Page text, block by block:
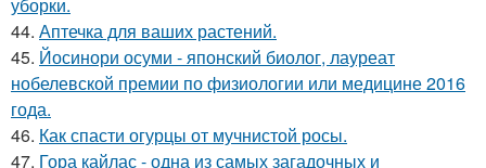
44. Аптечка для ваших растений.
45. Йосинори осуми - японский биолог, лауреат
нобелевской премии по физиологии или медицине 2016
года.
46. Как спасти огурцы от мучнистой росы.
47. Гора кайлас - одна из самых загадочных и